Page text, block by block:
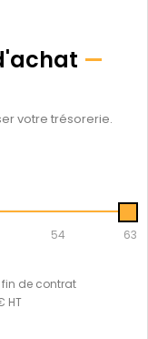
—
votre trésorerie.
54
63
fin de contrat
HT